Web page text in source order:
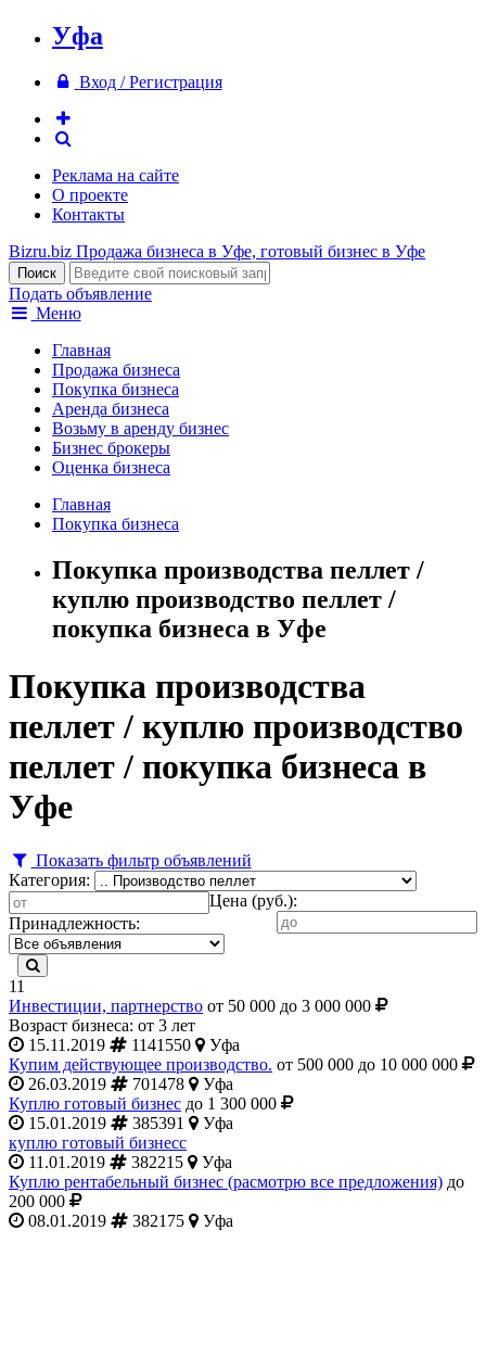
Уфа
Вход / Регистрация
Реклама на сайте
О проекте
Контакты
Bizru.biz Продажа бизнеса в Уфе, готовый бизнес в Уфе
Подать объявление
Меню
Главная
Продажа бизнеса
Покупка бизнеса
Аренда бизнеса
Возьму в аренду бизнес
Бизнес брокеры
Оценка бизнеса
Главная
Покупка бизнеса
Покупка производства пеллет /
куплю производство пеллет /
покупка бизнеса в Уфе
Покупка производства
пеллет / куплю производство
пеллет / покупка бизнеса в
Уфе
Показать фильтр объявлений
Категория:
Цена (руб.):
Принадлежность:
11
Инвестиции, партнерство от 50 000 до 3 000 000
Возраст бизнеса: от 3 лет
15.11.2019
1141550
Уфа
Купим действующее производство. от 500 000 до 10 000 000
26.03.2019
701478
Уфа
Куплю готовый бизнес до 1 300 000
15.01.2019
385391
Уфа
куплю готовый бизнесс
11.01.2019
382215
Уфа
Куплю рентабельный бизнес (расмотрю все предложения) до
200 000
08.01.2019
382175 Уфа